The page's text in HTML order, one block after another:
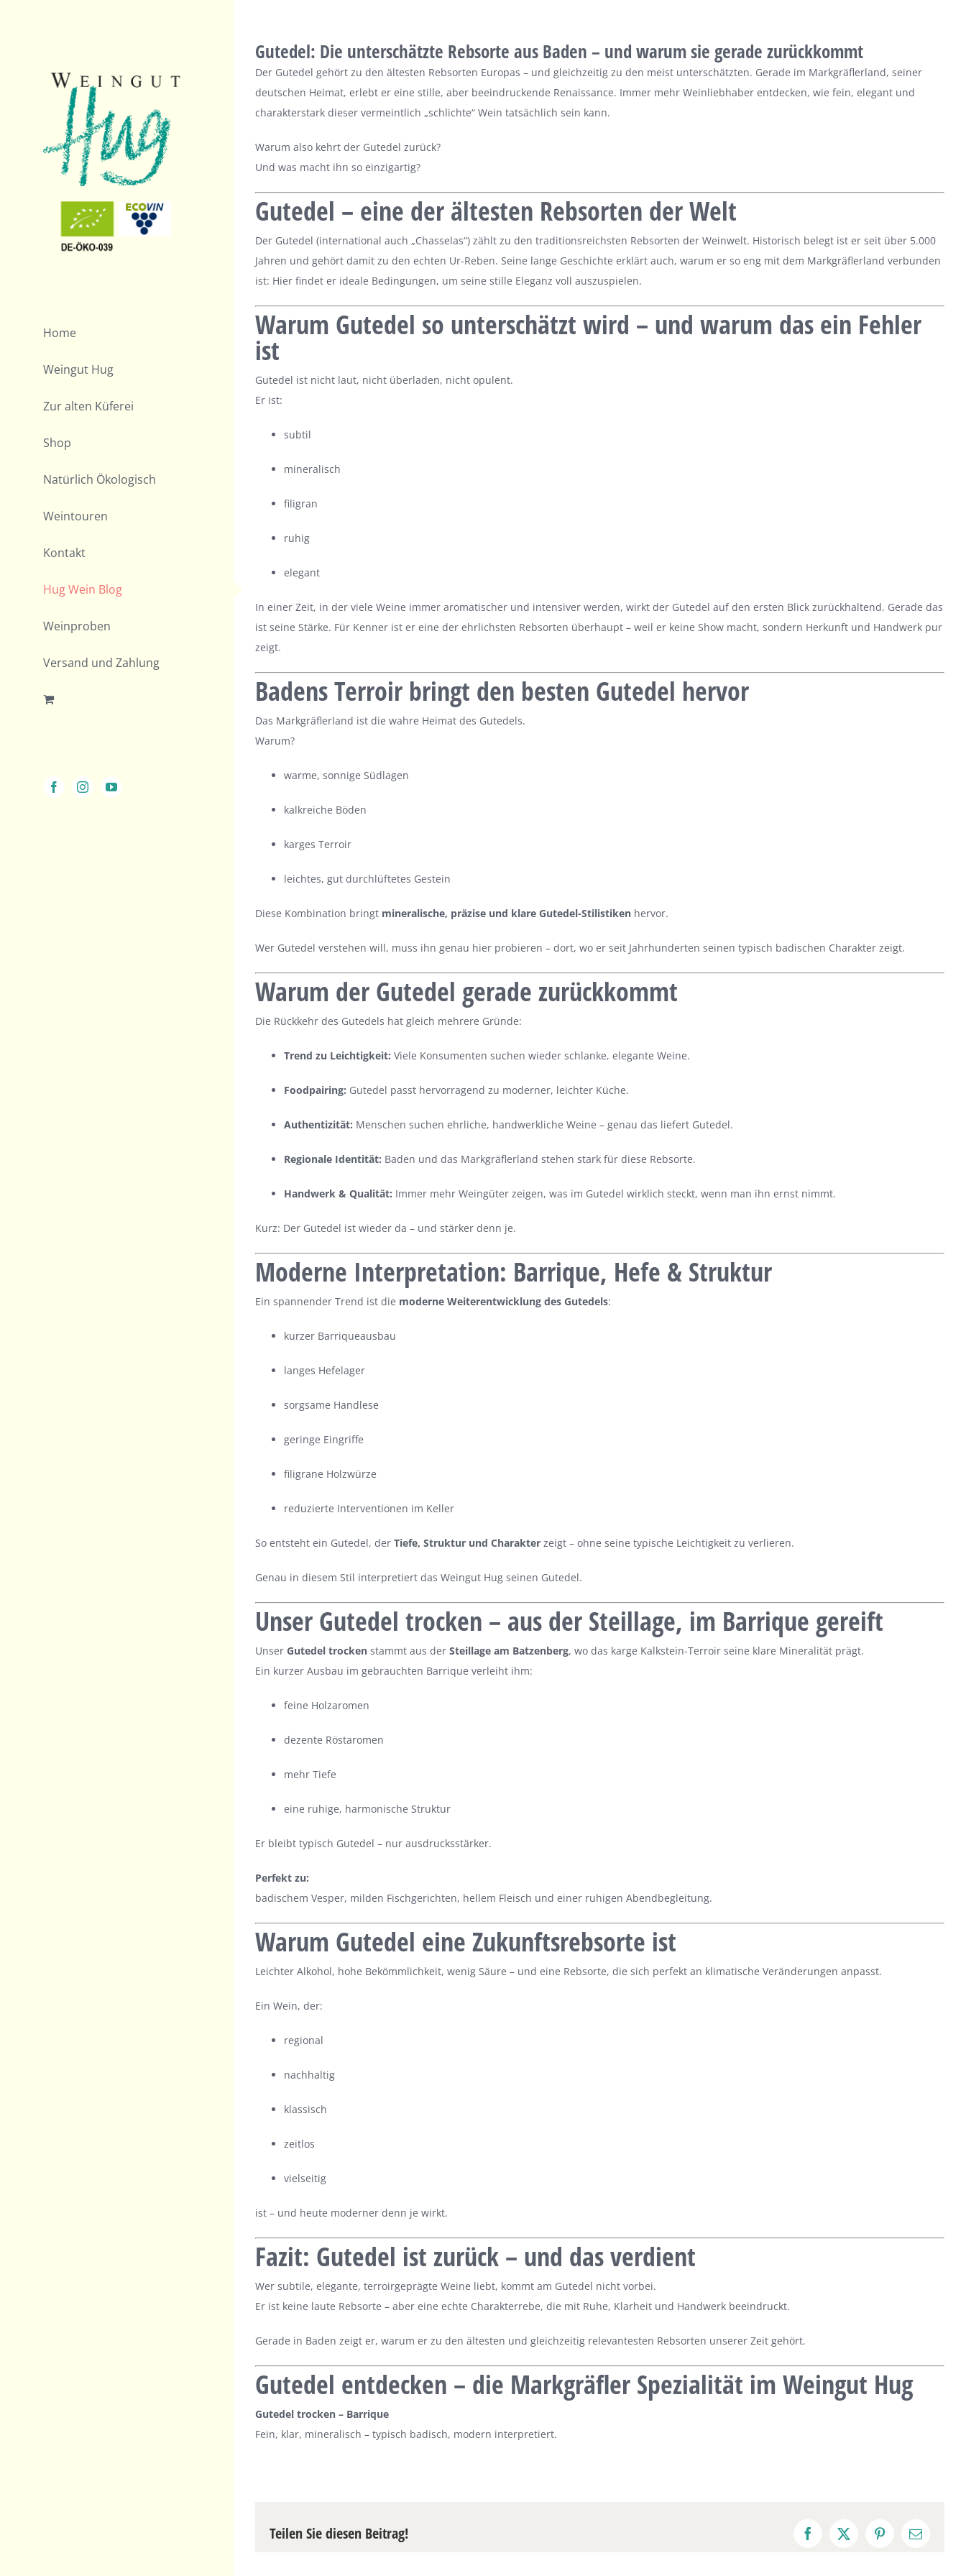
Home
Weingut Hug
Zur alten Küferei
Shop
Natürlich Ökologisch
Weintouren
Kontakt
Hug Wein Blog
Weinproben
Versand und Zahlung
FacebookInstagramYouTube
Gutedel: Die unterschätzte Rebsorte aus Baden – und warum sie gerade zurückkommt
Der Gutedel gehört zu den ältesten Rebsorten Europas – und gleichzeitig zu den meist unterschätzten. Gerade im Markgräflerland, seiner
deutschen Heimat, erlebt er eine stille, aber beeindruckende Renaissance. Immer mehr Weinliebhaber entdecken, wie fein, elegant und
charakterstark dieser vermeintlich „schlichte“ Wein tatsächlich sein kann.
Warum also kehrt der Gutedel zurück?
Und was macht ihn so einzigartig?
Gutedel – eine der ältesten Rebsorten der Welt
Der Gutedel (international auch „Chasselas“) zählt zu den traditionsreichsten Rebsorten der Weinwelt. Historisch belegt ist er seit über 5.000
Jahren und gehört damit zu den echten Ur-Reben. Seine lange Geschichte erklärt auch, warum er so eng mit dem Markgräflerland verbunden
ist: Hier findet er ideale Bedingungen, um seine stille Eleganz voll auszuspielen.
Warum Gutedel so unterschätzt wird – und warum das ein Fehler
ist
Gutedel ist nicht laut, nicht überladen, nicht opulent.
Er ist:
subtil
mineralisch
filigran
ruhig
elegant
In einer Zeit, in der viele Weine immer aromatischer und intensiver werden, wirkt der Gutedel auf den ersten Blick zurückhaltend. Gerade das
ist seine Stärke. Für Kenner ist er eine der ehrlichsten Rebsorten überhaupt – weil er keine Show macht, sondern Herkunft und Handwerk pur
zeigt.
Badens Terroir bringt den besten Gutedel hervor
Das Markgräflerland ist die wahre Heimat des Gutedels.
Warum?
warme, sonnige Südlagen
kalkreiche Böden
karges Terroir
leichtes, gut durchlüftetes Gestein
Diese Kombination bringt mineralische, präzise und klare Gutedel-Stilistikenhervor.
Wer Gutedel verstehen will, muss ihn genau hier probieren – dort, wo er seit Jahrhunderten seinen typisch badischen Charakter zeigt.
Warum der Gutedel gerade zurückkommt
Die Rückkehr des Gutedels hat gleich mehrere Gründe:
Trend zu Leichtigkeit: Viele Konsumenten suchen wieder schlanke, elegante Weine.
Foodpairing: Gutedel passt hervorragend zu moderner, leichter Küche.
Authentizität: Menschen suchen ehrliche, handwerkliche Weine – genau das liefert Gutedel.
Regionale Identität: Baden und das Markgräflerland stehen stark für diese Rebsorte.
Handwerk & Qualität: Immer mehr Weingüter zeigen, was im Gutedel wirklich steckt, wenn man ihn ernst nimmt.
Kurz: Der Gutedel ist wieder da – und stärker denn je.
Moderne Interpretation: Barrique, Hefe & Struktur
Ein spannender Trend ist die moderne Weiterentwicklung des Gutedels:
kurzer Barriqueausbau
langes Hefelager
sorgsame Handlese
geringe Eingriffe
filigrane Holzwürze
reduzierte Interventionen im Keller
So entsteht ein Gutedel, der Tiefe, Struktur und Charakterzeigt – ohne seine typische Leichtigkeit zu verlieren.
Genau in diesem Stil interpretiert das Weingut Hug seinen Gutedel.
Unser Gutedel trocken – aus der Steillage, im Barrique gereift
Unser Gutedel trocken stammt aus der Steillage am Batzenberg, wo das karge Kalkstein-Terroir seine klare Mineralität prägt.
Ein kurzer Ausbau im gebrauchten Barrique verleiht ihm:
feine Holzaromen
dezente Röstaromen
mehr Tiefe
eine ruhige, harmonische Struktur
Er bleibt typisch Gutedel – nur ausdrucksstärker.
Perfekt zu:
badischem Vesper, milden Fischgerichten, hellem Fleisch und einer ruhigen Abendbegleitung.
Warum Gutedel eine Zukunftsrebsorte ist
Leichter Alkohol, hohe Bekömmlichkeit, wenig Säure – und eine Rebsorte, die sich perfekt an klimatische Veränderungen anpasst.
Ein Wein, der:
regional
nachhaltig
klassisch
zeitlos
vielseitig
ist – und heute moderner denn je wirkt.
Fazit: Gutedel ist zurück – und das verdient
Wer subtile, elegante, terroirgeprägte Weine liebt, kommt am Gutedel nicht vorbei.
Er ist keine laute Rebsorte – aber eine echte Charakterrebe, die mit Ruhe, Klarheit und Handwerk beeindruckt.
Gerade in Baden zeigt er, warum er zu den ältesten und gleichzeitig relevantesten Rebsorten unserer Zeit gehört.
Gutedel entdecken – die Markgräfler Spezialität im Weingut Hug
Gutedel trocken – Barrique
Fein, klar, mineralisch – typisch badisch, modern interpretiert.
Teilen Sie diesen Beitrag! Facebook
X Pinterest
E-